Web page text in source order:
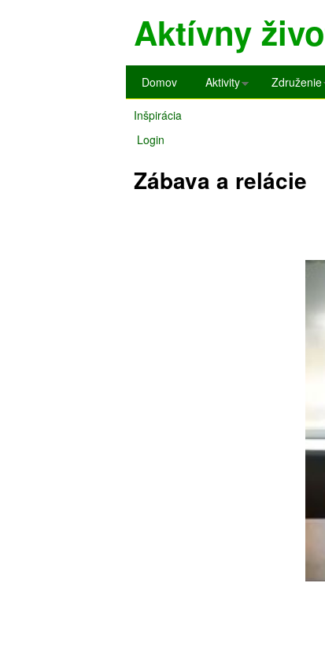
Aktívny
H
l
a
v
n
Domov Aktivity Združenie
Nachádzate
tu
Inšpirácia
Login
Zábava a relácie